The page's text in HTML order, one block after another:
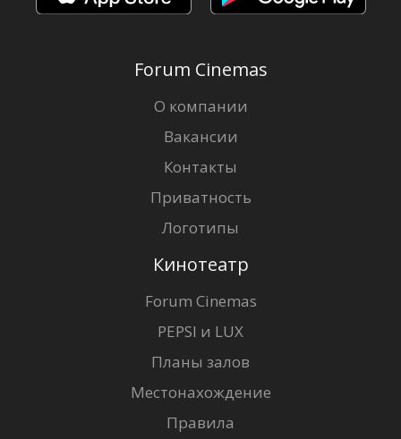
Forum Cinemas
О компании
Вакансии
Контакты
Приватность
Логотипы
Кинотеатр
Forum Cinemas
PEPSI и LUX
Планы залов
Местонахождение
Правила